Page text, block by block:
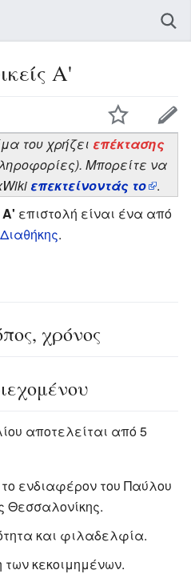
Α'
του χρήζει επέκτασης
Μπορείτε να
επεκτείνοντάς το
.
Α' επιστολή είναι ένα από
.
χρόνος
αποτελείται από 5
ενδιαφέρον του Παύλου
Θεσσαλονίκης.
και φιλαδελφία.
κεκοιμημένων.